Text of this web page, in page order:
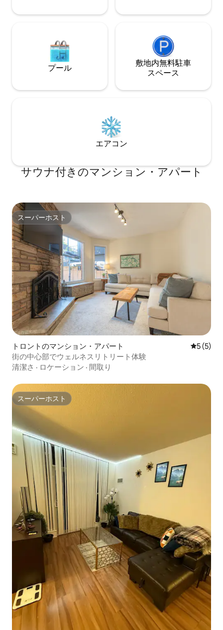
プール
敷地内無料駐⁠車
ス⁠ペ⁠ー⁠ス
エアコン
サウナ付きのマンション・アパート
スーパーホスト
スーパーホスト
トロントのマンション・アパート レビュー
5 (5)
街の中心部でウェルネスリトリート体験
清潔さ · ロケーション · 間取り
スーパーホスト
スーパーホスト